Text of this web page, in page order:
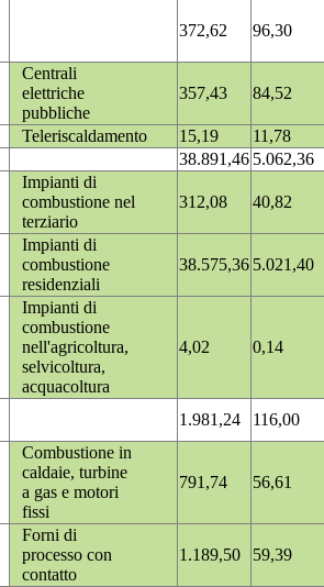
372,62 96,30
Centrali
elettriche
pubbliche
357,43 84,52
Teleriscaldamento 15,19
11,78
38.891,46 5.062,36
Impianti di
combustione nel
terziario
312,08 40,82
Impianti di
combustione
residenziali
38.575,36 5.021,40
Impianti di
combustione
nell'agricoltura,
selvicoltura,
acquacoltura
4,02 0,14
1.981,24
116,00
Combustione in
caldaie, turbine
a gas e motori
fissi
791,74 56,61
Forni di
processo con
contatto
1.189,50 59,39